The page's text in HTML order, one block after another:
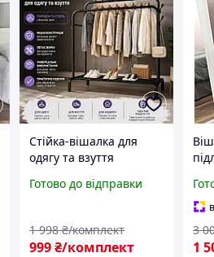
Стійка-вішалка для
одягу та взуття
Hanger Підлогові стійки
Готово до відправки
999₴/комплект
1 998 ₴/комплект
1
3